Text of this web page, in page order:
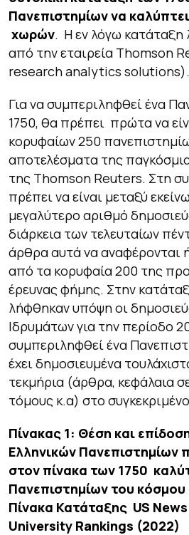
Πανεπιστημίων να
χωρών. Η εν λόγω κατάταξη
από την εταιρεία Thomson
research analytics solutions).
Για να συμπεριληφθεί ένα
1750, θα πρέπει πρώτα να
κορυφαίων 250
αποτελέσματα της
της Thomson Reuters. Στη
πρέπει να είναι μεταξύ
μεγαλύτερο αριθμό
διάρκεια των τελευταίων
άρθρα αυτά να αναφέρονται
από τα κορυφαία 200 της
έρευνας φήμης. Στην
λήφθηκαν υπόψη οι
Ιδρυμάτων για την περίοδο
συμπεριληφθεί ένα
έχει δημοσιευμένα
τεκμήρια (άρθρα, κεφάλαια
τόμους κ.α) στο
Πίνακας 1: Θέση και
Ελληνικών Πανεπιστημίων
στον πίνακα των 1750
Πανεπιστημίων του
Πίνακα Κατάταξης US News
University Rankings (2022)